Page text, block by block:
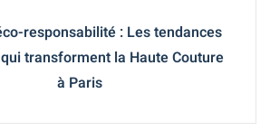
responsabilité : Les tendances
transforment la Haute Couture
à Paris